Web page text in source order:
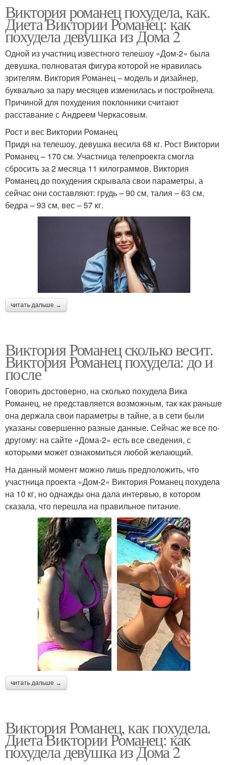
Виктория романец похудела, как.
Диета Виктории Романец: как
похудела девушка из Дома 2
Одной из участниц известного телешоу «Дом-2» была
девушка, полноватая фигура которой не нравилась
зрителям. Виктория Романец – модель и дизайнер,
буквально за пару месяцев изменилась и постройнела.
Причиной для похудения поклонники считают
расставание с Андреем Черкасовым.
Рост и вес Виктории Романец
Придя на телешоу, девушка весила 68 кг. Рост Виктории
Романец – 170 см. Участница телепроекта смогла
сбросить за 2 месяца 11 килограммов. Виктория
Романец до похудения скрывала свои параметры, а
сейчас они составляют: грудь – 90 см, талия – 63 см,
бедра – 93 см, вес – 57 кг.
читать дальше →
Виктория Романец сколько весит.
Виктория Романец похудела: до и
после
Говорить достоверно, на сколько похудела Вика
Романец, не представляется возможным, так как раньше
она держала свои параметры в тайне, а в сети были
указаны совершенно разные данные. Сейчас же все по-
другому: на сайте «Дома-2» есть все сведения, с
которыми может ознакомиться любой желающий.
На данный момент можно лишь предположить, что
участница проекта «Дом-2» Виктория Романец похудела
на 10 кг, но однажды она дала интервью, в котором
сказала, что перешла на правильное питание.
читать дальше →
Виктория Романец, как похудела.
Диета Виктории Романец: как
похудела девушка из Дома 2